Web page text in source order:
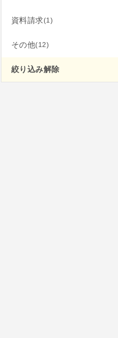
資料請求(1)
その他(12)
絞り込み解除